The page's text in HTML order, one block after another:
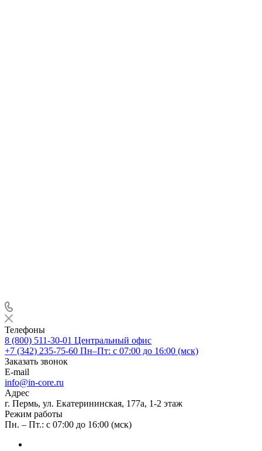
Телефоны
8 (800) 511-30-01 Центральный офис
+7 (342) 235-75-60 Пн–Пт: с 07:00 до 16:00 (мск)
Заказать звонок
E-mail
info@in-core.ru
Адрес
г. Пермь, ул. ​Екатерининская, 177а, ​1-2 этаж
Режим работы
Пн. – Пт.: с 07:00 до 16:00 (мск)